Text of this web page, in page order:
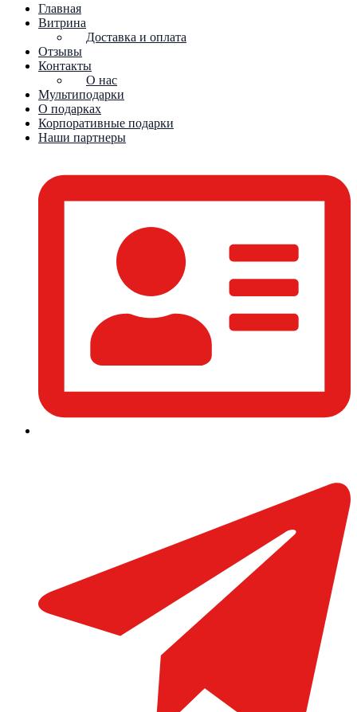
Главная
Витрина
Доставка и оплата
Отзывы
Контакты
О нас
Мультиподарки
О подарках
Корпоративные подарки
Наши партнеры